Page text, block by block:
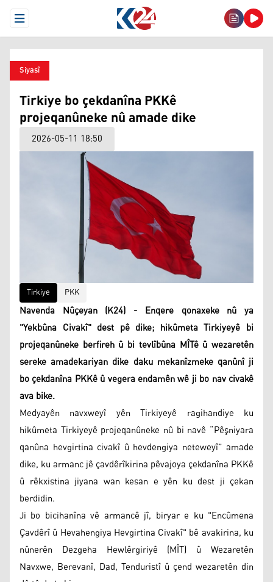
Open Menu
Siyasî
Tirkiye bo çekdanîna PKKê
projeqanûneke nû amade dike
2026-05-11 18:50
Tirkiye PKK
Navenda Nûçeyan (K24) - Enqere qonaxeke nû ya
"Yekbûna Civakî" dest pê dike; hikûmeta Tirkiyeyê bi
projeqanûneke berfireh û bi tevlîbûna MÎTê û wezaretên
sereke amadekariyan dike daku mekanîzmeke qanûnî ji
bo çekdanîna PKKê û vegera endamên wê ji bo nav civakê
ava bike.
Medyayên navxweyî yên Tirkiyeyê ragihandiye ku
hikûmeta Tirkiyeyê projeqanûneke nû bi navê “Pêşniyara
qanûna hevgirtina civakî û hevdengiya neteweyî” amade
dike, ku armanc jê çavdêrîkirina pêvajoya çekdanîna PKKê
û rêkxistina jiyana wan kesan e yên ku dest ji çekan
berdidin.
Ji bo bicihanîna vê armancê jî, biryar e ku "Encûmena
Çavdêrî û Hevahengiya Hevgirtina Civakî" bê avakirina, ku
nûnerên Dezgeha Hewlêrgiriyê (MÎT) û Wezaretên
Navxwe, Berevanî, Dad, Tenduristî û çend wezaretên din